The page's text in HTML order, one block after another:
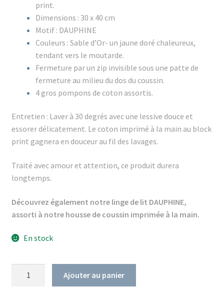
print.
Dimensions : 30 x 40 cm
Motif : DAUPHINE
Couleurs : Sable d’Or- un jaune doré chaleureux,
tendant vers le moutarde.
Fermeture par un zip invisible sous une patte de
fermeture au milieu du dos du coussin.
4 gros pompons de coton assortis.
Entretien : Laver à 30 degrés avec une lessive douce et
essorer délicatement. Le coton imprimé à la main au block
print gagnera en douceur au fil des lavages.
Traité avec amour et attention, ce produit durera
longtemps.
Découvrez également notre linge de lit DAUPHINE,
assorti à notre housse de coussin imprimée à la main.
En stock
Ajouter au panier